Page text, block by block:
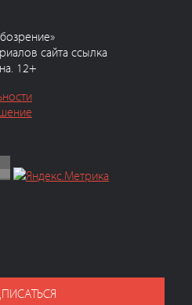
сайта ссылка
12+